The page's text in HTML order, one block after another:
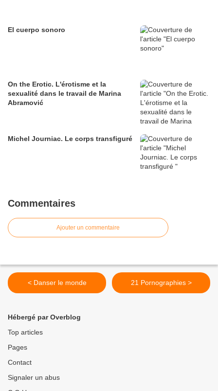
El cuerpo sonoro
On the Erotic. L'érotisme et la
sexualité dans le travail de Marina
Abramović
Michel Journiac. Le corps transfiguré
Commentaires
Ajouter un commentaire
< Danser le monde 21 Pornographies >
Hébergé par Overblog
Top articles
Pages
Contact
Signaler un abus